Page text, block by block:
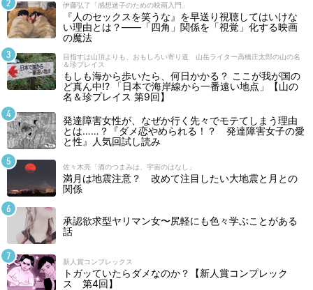
伊藤弘了「感想迷子のための映画入門」
『人のセックスを笑うな』を早送り視聴してはいけな
い理由とは？――「四角」関係を「視覚」化する映画
の魔法
目指すは山頂よりも、おもしろい寄り道 山岳ライター高橋庄太郎の山の名
＆珍プレイス
もしも海から歩いたら、何日かかる？ ここが我が国の
ど真ん中!? 「日本で海岸線から一番遠い地点」【山の
名＆珍プレイス 第9回】
発達障害女性が、なぜか行く先々でモテてしまう理由
とは……？『ダメ恋やめられる！？ 発達障害女子の愛
と性』人気回試し読み
佐々木亮「酒のつまみは、宇宙のはなし」
満月は地震注意？ 改めて注目したい大地震と月との
関係
承認欲求型ヤリマン女〜尻軽にも色々学ぶことがある
話
新人賞コンプレックス
トガッていたらダメなのか？【新人賞コンプレック
ス 第4回】